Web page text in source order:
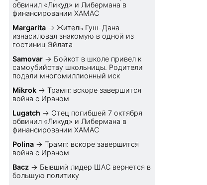
обвинил «Ликуд» и Либермана в
финансировании ХАМАС
Margarita → Житель Гуш-Дана
изнасиловал знакомую в одной из
гостиниц Эйлата
Samovar → Бойкот в школе привел к
самоубийству школьницы. Родители
подали многомиллионный иск
Mikrok →Трамп: вскоре завершится
война с Ираном
Lugatch → Отец погибшей 7 октября
обвинил «Ликуд» и Либермана в
финансировании ХАМАС
Polina →Трамп: вскоре завершится
война с Ираном
Bacz → Бывший лидер ШАС вернется в
большую политику